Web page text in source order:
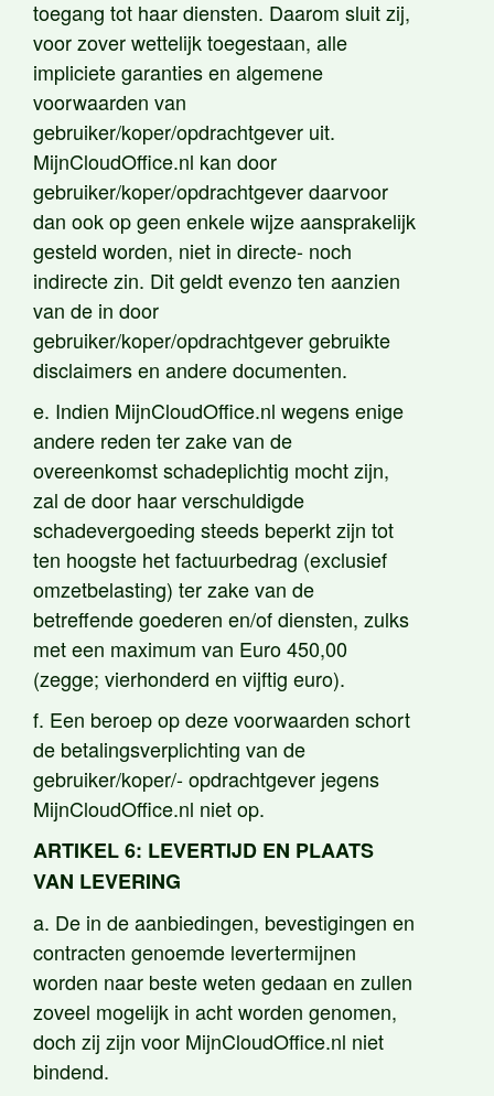
toegang tot haar diensten. Daarom sluit zij,
voor zover wettelijk toegestaan, alle
impliciete garanties en algemene
voorwaarden van
gebruiker/koper/opdrachtgever uit.
MijnCloudOffice.nl kan door
gebruiker/koper/opdrachtgever daarvoor
dan ook op geen enkele wijze aansprakelijk
gesteld worden, niet in directe- noch
indirecte zin. Dit geldt evenzo ten aanzien
van de in door
gebruiker/koper/opdrachtgever gebruikte
disclaimers en andere documenten.
e. Indien MijnCloudOffice.nl wegens enige
andere reden ter zake van de
overeenkomst schadeplichtig mocht zijn,
zal de door haar verschuldigde
schadevergoeding steeds beperkt zijn tot
ten hoogste het factuurbedrag (exclusief
omzetbelasting) ter zake van de
betreffende goederen en/of diensten, zulks
met een maximum van Euro 450,00
(zegge; vierhonderd en vijftig euro).
f. Een beroep op deze voorwaarden schort
de betalingsverplichting van de
gebruiker/koper/- opdrachtgever jegens
MijnCloudOffice.nl niet op.
ARTIKEL 6: LEVERTIJD EN PLAATS
VAN LEVERING
a. De in de aanbiedingen, bevestigingen en
contracten genoemde levertermijnen
worden naar beste weten gedaan en zullen
zoveel mogelijk in acht worden genomen,
doch zij zijn voor MijnCloudOffice.nl niet
bindend.